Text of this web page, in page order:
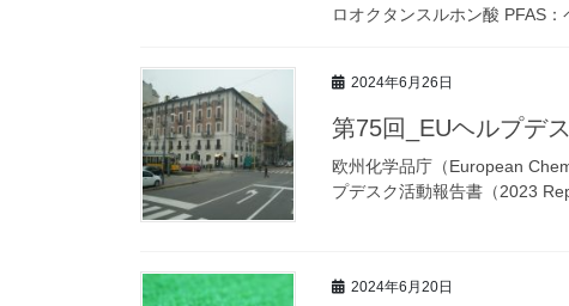
ロオクタンスルホン酸 PFAS
2024年6月26日
第75回_EUヘルプデ
欧州化学品庁（European
プデスク活動報告書（2023
2024年6月20日